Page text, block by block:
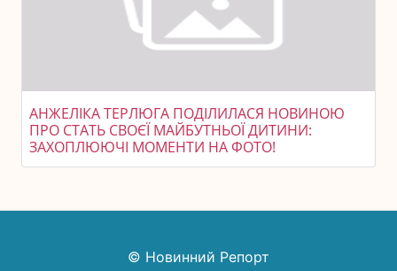
АНЖЕЛІКА ТЕРЛЮГА ПОДІЛИЛАСЯ НОВИНОЮ
ПРО СТАТЬ СВОЄЇ МАЙБУТНЬОЇ ДИТИНИ:
ЗАХОПЛЮЮЧІ МОМЕНТИ НА ФОТО!
© Новинний Репорт